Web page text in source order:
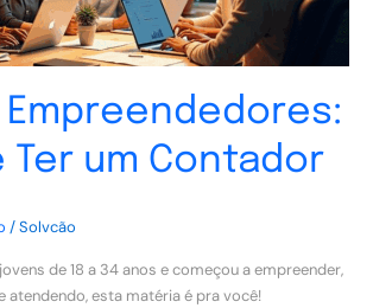
Ter um Contador
/Solvcão
de 18 a 34 anos e começou a empreender,
atendendo, esta matéria é pra você!